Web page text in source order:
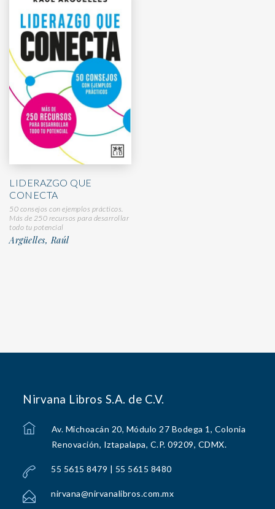
LIDERAZGO QUE
CONECTA
50 consejos con ejemplos prácticos.
Más de 250 recursos para desarrollar
todo tu potencial
Argüelles, Raúl
Nirvana Libros S.A. de C.V.
Av. Michoacán 20, Módulo 27 Bodega 1, Colonia
Renovación, Iztapalapa, C.P. 09209, CDMX.
55 5615 8479 | 55 5615 8480
nirvana@nirvanalibros.com.mx